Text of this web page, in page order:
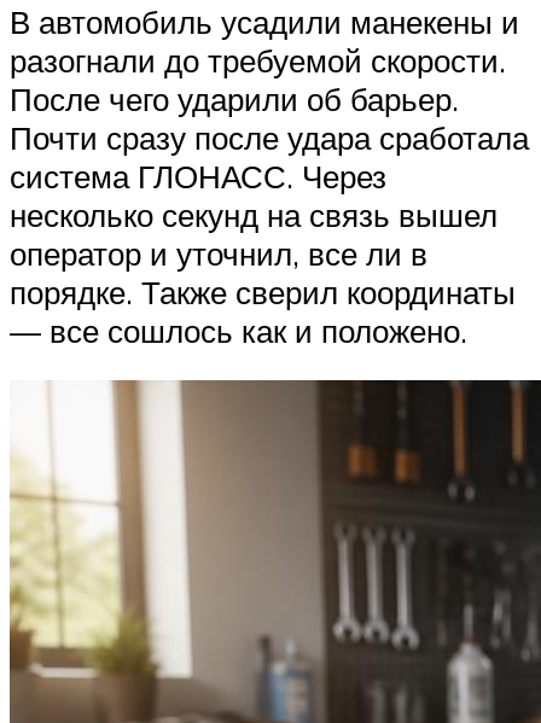
В автомобиль усадили манекены и
разогнали до требуемой скорости.
После чего ударили об барьер.
Почти сразу после удара сработала
система ГЛОНАСС. Через
несколько секунд на связь вышел
оператор и уточнил, все ли в
порядке. Также сверил координаты
— все сошлось как и положено.